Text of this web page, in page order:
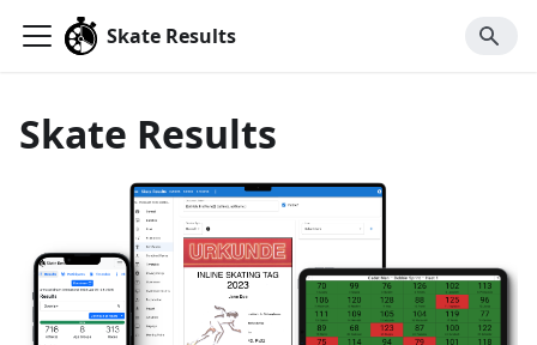
Skate Results
Skate Results